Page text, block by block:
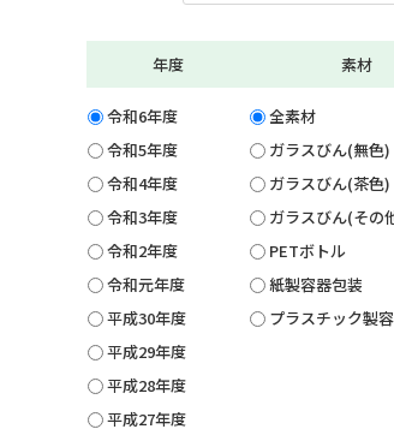
年度
令和6年度
令和5年度
令和4年度
令和3年度
令和2年度
令和元年度
平成30年度
平成29年度
平成28年度
平成27年度
素材
全素材
ガラスびん(無色)
ガラスびん(茶色)
ガラスびん(その
PETボトル
紙製容器包装
プラスチック製